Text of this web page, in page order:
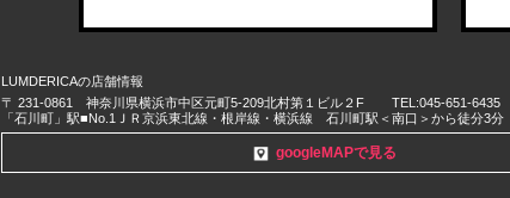
LUMDERICAの店舗情報
〒 231-0861 神奈川県横浜市中区元町5-209北村第１ビル２F
TEL:045-651-6435
「石川町」駅■No.1ＪＲ京浜東北線・根岸線・横浜線 石川町駅＜南口＞から徒分3分
googleMAPで見る